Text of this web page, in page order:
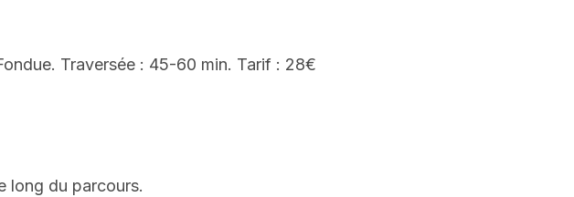
Traversée : 45-60 min. Tarif : 28€
long du parcours.